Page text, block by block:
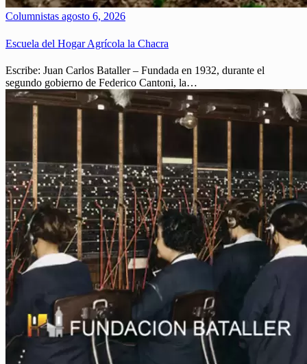
Columnistas agosto 6, 2026
Escuela del Hogar Agrícola la Chacra
Escribe: Juan Carlos Bataller – Fundada en 1932, durante el
segundo gobierno de Federico Cantoni, la…